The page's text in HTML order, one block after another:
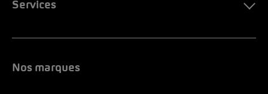
Services
Nos marques